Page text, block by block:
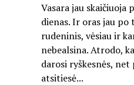
Vasara jau skaičiuoja
dienas. Ir oras jau
rudeninis, vėsiau ir
nebealsina. Atrodo,
darosi ryškesnės,
atsitiesė...